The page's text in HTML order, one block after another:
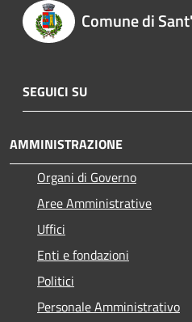
Comune di
SEGUICI SU
AMMINISTRAZIONE
Organi di Governo
Aree Amministrative
Uffici
Enti e fondazioni
Politici
Personale Amministrativo